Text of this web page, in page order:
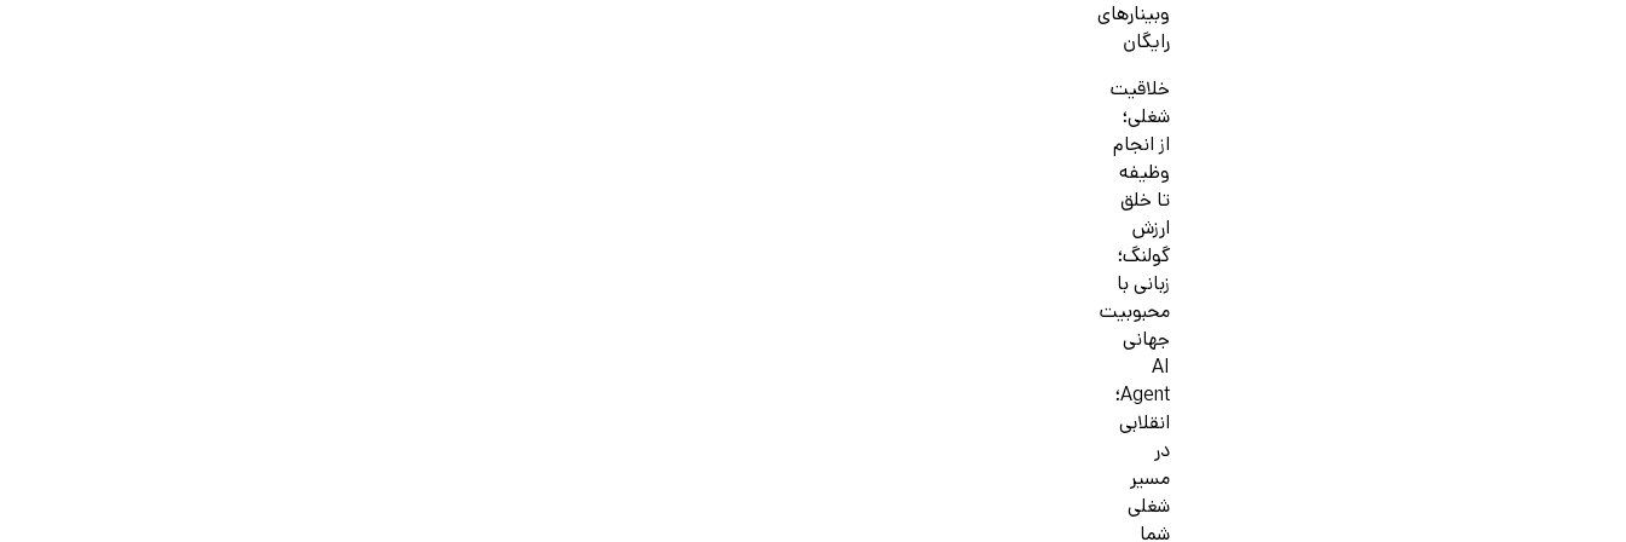
وبینارهای
رایگان
خلاقیت
شغلی؛
از انجام
وظیفه
تا خلق
ارزش
گولنگ؛
زبانی با
محبوبیت
جهانی
AI
Agent؛
انقلابی
در
مسیر
شغلی